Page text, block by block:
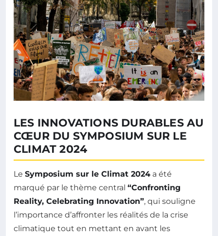
LES INNOVATIONS DURABLES AU
CŒUR DU SYMPOSIUM SUR LE
CLIMAT 2024
Le Symposium sur le Climat 2024 a été
marqué par le thème central “Confronting
Reality, Celebrating Innovation”, qui souligne
l’importance d’affronter les réalités de la crise
climatique tout en mettant en avant les